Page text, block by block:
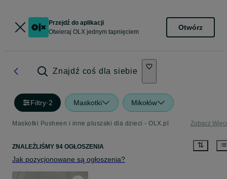
Przejdź do aplikacji
Otwieraj OLX jednym tapnięciem
Otwórz
Znajdź coś dla siebie
Filtry·2 Maskotki Mikołów
Maskotki Pusheen i inne pluszaki dla dzieci - OLX.pl Zobacz
ZNALEŹLIŚMY 94 OGŁOSZENIA
Jak pozycjonowane są ogłoszenia?